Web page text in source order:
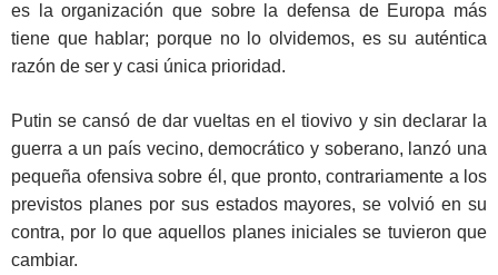
es la organización que sobre la defensa de Europa más
tiene que hablar; porque no lo olvidemos, es su auténtica
razón de ser y casi única prioridad.
Putin se cansó de dar vueltas en el tiovivo y sin declarar la
guerra a un país vecino, democrático y soberano, lanzó una
pequeña ofensiva sobre él, que pronto, contrariamente a los
previstos planes por sus estados mayores, se volvió en su
contra, por lo que aquellos planes iniciales se tuvieron que
cambiar.